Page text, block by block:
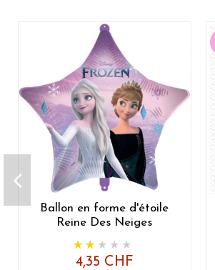
Ballon en forme d'étoile
Reine Des Neiges
4,35 CHF